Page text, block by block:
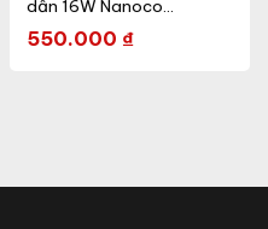
dẫn 16W Nanoco
NCV1520-C
550.000 ₫